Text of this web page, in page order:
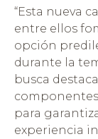
“Esta nueva
entre ellos
opción
durante la
busca
para
experiencia